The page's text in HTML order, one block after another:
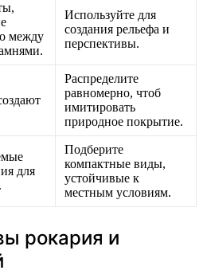
между
Используйте для
создания рельефа и
перспективы.
Распределите
равномерно, чтоб
имитировать
природное покрытие.
для
Подберите
компактные виды,
устойчивые к
местным условиям.
рокария и